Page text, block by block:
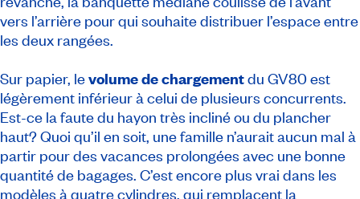
vers l’arrière pour qui souhaite distribuer l’espace entre
les deux rangées.
Sur papier, levolume de chargementdu GV80 est
légèrement inférieur à celui de plusieurs concurrents.
Est-ce la faute du hayon très incliné ou du plancher
haut? Quoi qu’il en soit, une famille n’aurait aucun mal à
partir pour des vacances prolongées avec une bonne
quantité de bagages. C’est encore plus vrai dans les
modèles à quatre cylindres, qui remplacent la